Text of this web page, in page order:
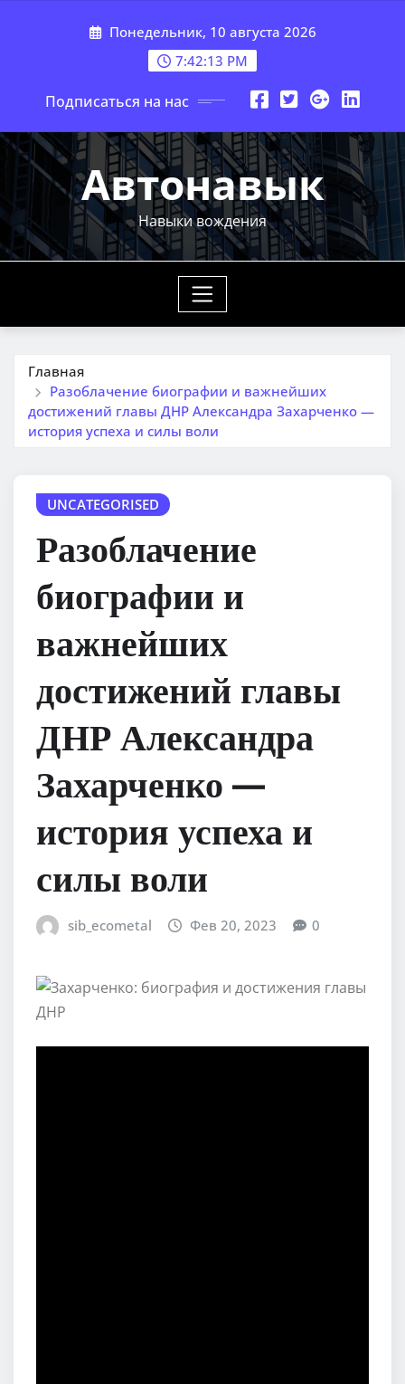
Понедельник, 10 августа 2026
7:42:14 PM
Подписаться на нас
Автонавык
Навыки вождения
Главная
Разоблачение биографии и важнейших
достижений главы ДНР Александра Захарченко —
история успеха и силы воли
UNCATEGORISED
Разоблачение
биографии и
важнейших
достижений главы
ДНР Александра
Захарченко —
история успеха и
силы воли
sib_ecometal Фев 20, 2023 0